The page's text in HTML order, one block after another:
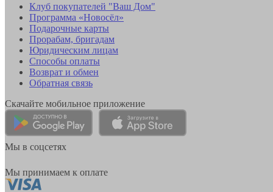
Клуб покупателей "Ваш Дом"
Программа «Новосёл»
Подарочные карты
Прорабам, бригадам
Юридическим лицам
Способы оплаты
Возврат и обмен
Обратная связь
Скачайте мобильное приложение
Мы в соцсетях
Мы принимаем к оплате